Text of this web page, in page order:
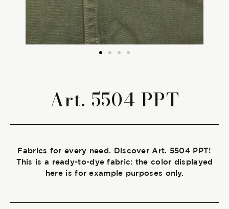
Art. 5504 PPT
Fabrics for every need. Discover Art. 5504 PPT!
This is a ready-to-dye fabric: the color displayed
here is for example purposes only.
The season Spring/Summer
bunch
SUSTAINABILITY
UpCycle
Certifications
Start together